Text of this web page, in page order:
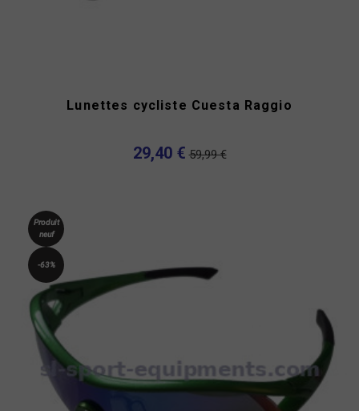
Lunettes cycliste Cuesta Raggio
29,40 € 59,99 €
Produit
neuf
-63%